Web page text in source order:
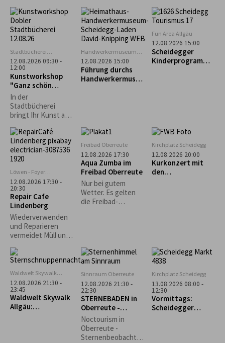
Weiler im Allgäu
Naturbilder und
Karten und je nach
Wetterlage ein
großes
Gemeinschaftsbild.
Stadtbücherei
Lindenberg
12.08.2026 09:30 -
12:00
Kunstworkshop
"Ganz schön
punktig-Yayoi
Kusama"
In der
Stadtbücherei
bringt Ihr Kunst auf
dem Motto „Ganz
schön punktig!“
bietet der
Workshop mit Gisela
Dobler die
Möglichkeit, in das
Leben und fröhlich-
bunte Werk der
japanischen
Künstlerin Yayoi
Kusama
einzutauchen. Mit
Materialien lassen
wir Punkte und
Farben tanzen.
Handwerkermuseum
„Heimathaus"
Scheidegg
12.08.2026 15:00
Führung durchs
Handwerkermuseu
Fun Area Allgäu
12.08.2026 15:00
Scheidegger
Kinderprogramm:
Löwen - Foyer
Lindenberg
12.08.2026 17:30 -
20:30
Repair Cafe
Lindenberg
Wiederverwenden
und Reparieren
vermeidet Müll und
Rohstoffe und
Ressourcen,
welche ansonsten
für die Produktion
neuer Gegenstände
aufgewendet
werden müssten.
Freibad Oberreute
12.08.2026 17:30
Aqua Zumba im
Freibad Oberreute
Nur bei gutem
Wetter. Es gelten
die Freibad-
Kirchplatz Scheidegg
12.08.2026 20:00
Kurkonzert mit
den
Waldwelt Skywalk
Allgäu, Scheidegg
12.08.2026 21:30 -
23:45
Waldwelt Skywalk
Allgäu:
Sinnraum Oberreute
12.08.2026 21:30 -
22:30
STERNEBADEN in
Oberreute -
Perseiden-
Beobachtung
Noctourism in
Oberreute -
Sternenbeobachtu
Kirchplatz Scheidegg
13.08.2026 08:00 -
12:30
Vormittags:
Scheidegger